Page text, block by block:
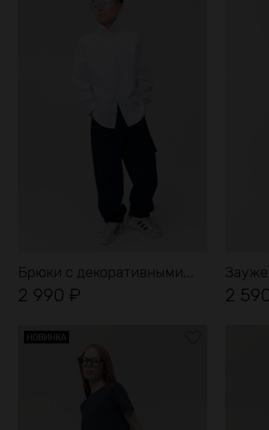
Брюки с декоративными...
2 990 ₽ 2